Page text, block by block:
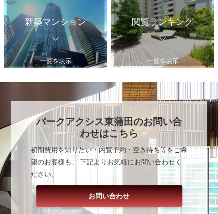
新築マンション
一覧を表示
閲覧ランキング
一覧を表示
パークアクシス東蒲田のお問い合
わせはこちら
初期費用を知りたい・内覧予約・空き待ち等をご希
望のお客様も、 下記よりお気軽にお問い合わせく
ださい。
お問い合わせ